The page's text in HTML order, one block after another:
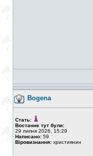
Bogena
Стать:
Востаннє тут були:
29 липня 2026, 15:29
Написано: 59
Віровизнання: християнин